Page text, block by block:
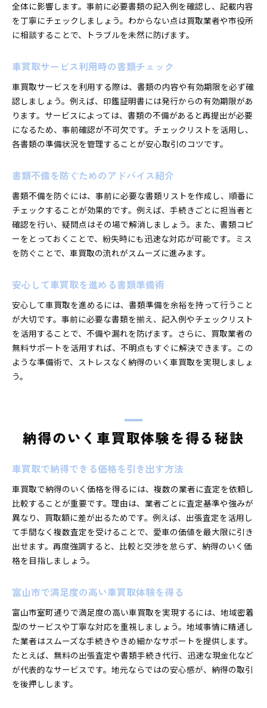
全体に影響します。事前に必要書類の記入例を確認し、記載内容
を丁寧にチェックしましょう。わからない点は買取業者や市役所
に相談することで、トラブルを未然に防げます。
車買取サービス利用時の書類チェック
車買取サービスを利用する際は、書類の内容や有効期限を必ず確
認しましょう。例えば、印鑑証明書には発行からの有効期限があ
ります。サービスによっては、書類の不備があると再提出が必要
になるため、事前確認が不可欠です。チェックリストを活用し、
各書類の準備状況を管理することが安心取引のコツです。
書類不備を防ぐためのアドバイス紹介
書類不備を防ぐには、事前に必要な書類リストを作成し、順番に
チェックすることが効果的です。例えば、手続きごとに担当者と
確認を行い、疑問点はその場で解消しましょう。また、書類コピ
ーをとっておくことで、紛失時にも迅速な対応が可能です。ミス
を防ぐことで、車買取の流れがスムーズに進みます。
安心して車買取を進める書類準備術
安心して車買取を進めるには、書類準備を余裕を持って行うこと
が大切です。事前に必要な書類を揃え、記入例やチェックリスト
を活用することで、不備や漏れを防げます。さらに、買取業者の
無料サポートを活用すれば、不明点もすぐに解決できます。この
ような準備術で、ストレスなく納得のいく車買取を実現しましょ
う。
納得のいく車買取体験を得る秘訣
車買取で納得できる価格を引き出す方法
車買取で納得のいく価格を得るには、複数の業者に査定を依頼し
比較することが重要です。理由は、業者ごとに査定基準や強みが
異なり、買取額に差が出るためです。例えば、出張査定を活用し
て手間なく複数査定を受けることで、愛車の価値を最大限に引き
出せます。再度強調すると、比較と交渉を怠らず、納得のいく価
格を目指しましょう。
富山市で満足度の高い車買取体験を得る
富山市室町通りで満足度の高い車買取を実現するには、地域密着
型のサービスや丁寧な対応を重視しましょう。地域事情に精通し
た業者はスムーズな手続きやきめ細かなサポートを提供します。
たとえば、無料の出張査定や書類手続き代行、迅速な現金化など
が代表的なサービスです。地元ならではの安心感が、納得の取引
を後押しします。